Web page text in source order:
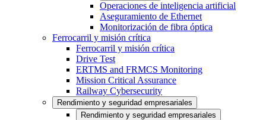
Operaciones de inteligencia artificial
Aseguramiento de Ethernet
Monitorización de fibra óptica
Ferrocarril y misión crítica
Ferrocarril y misión crítica
Drive Test
ERTMS and FRMCS Monitoring
Mission Critical Assurance
Railway Cybersecurity
Rendimiento y seguridad empresariales
Rendimiento y seguridad empresariales